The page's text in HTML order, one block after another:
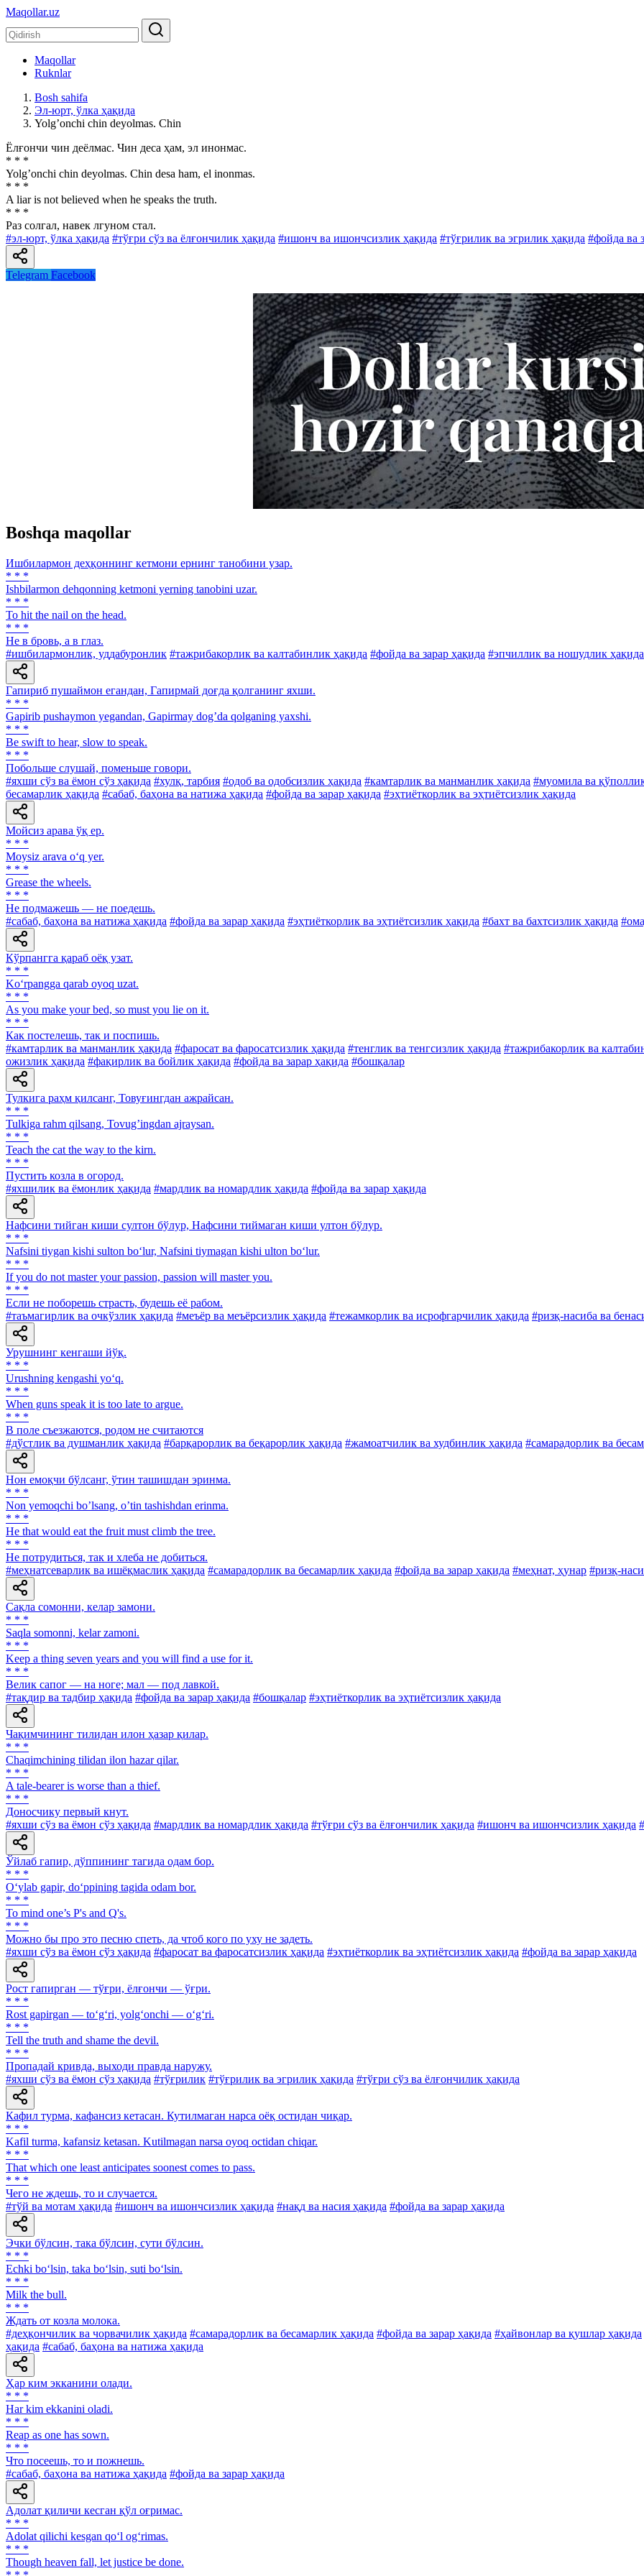
Maqollar.uz
Maqollar
Ruknlar
Bosh sahifa
Эл-юрт, ўлка ҳақида
Yolgʼonchi chin deyolmas. Chin
Ёлғончи чин деёлмас. Чин деса ҳам, эл инонмас.
* * *
Yolgʼonchi chin deyolmas. Chin desa ham, el inonmas.
* * *
A liar is not believed when he speaks the truth.
* * *
Раз солгал, навек лгуном стал.
#эл-юрт, ўлка ҳақида #тўғри сўз ва ёлғончилик ҳақида #ишонч ва ишончсизлик ҳақида #тўғрилик ва эгрилик ҳақида #фойда ва
Telegram Facebook
Boshqa maqollar
Ишбилармон деҳқоннинг кетмони ернинг танобини узар.
* * *
Ishbilarmon dehqonning ketmoni yerning tanobini uzar.
* * *
To hit the nail on the head.
* * *
Нe в бровь, а в глаз.
#ишбилармонлик, уддабуронлик #тажрибакорлик ва калтабинлик ҳақида #фойда ва зарар ҳақида #эпчиллик ва ношудлик ҳақида
Гапириб пушаймон егандан, Гапирмай доғда қолганинг яхши.
* * *
Gapirib pushaymon yegandan, Gapirmay dogʼda qolganing yaxshi.
* * *
Be swift to hear, slow to speak.
* * *
Побольше слушай, поменьше говори.
#яхши сўз ва ёмон сўз ҳақида #хулқ, тарбия #одоб ва одобсизлик ҳақида #камтарлик ва манманлик ҳақида #муомила ва
бесамарлик ҳақида #сабаб, баҳона ва натижа ҳақида #фойда ва зарар ҳақида #эҳтиёткорлик ва эҳтиётсизлик ҳақида
Мойсиз арава ўқ ер.
* * *
Moysiz arava o‘q yer.
* * *
Grease the wheels.
* * *
He подмажешь — не поедешь.
#сабаб, баҳона ва натижа ҳақида #фойда ва зарар ҳақида #эҳтиёткорлик ва эҳтиётсизлик ҳақида #бахт ва бахтсизлик ҳақида
Кўрпангга қараб оёқ узат.
* * *
Ko‘rpangga qarab oyoq uzat.
* * *
As you make your bed, so must you lie on it.
* * *
Как постелешь, так и поспишь.
#камтарлик ва манманлик ҳақида #фаросат ва фаросатсизлик ҳақида #тенглик ва тенгсизлик ҳақида #тажрибакорлик ва
ожизлик ҳақида #фақирлик ва бойлик ҳақида #фойда ва зарар ҳақида #бошқалар
Тулкига раҳм қилсанг, Товуғингдан ажрайсан.
* * *
Tulkiga rahm qilsang, Tovugʼingdan ajraysan.
* * *
Teach the cat the way to the kirn.
* * *
Пустить козла в огород.
#яхшилик ва ёмонлик ҳақида #мардлик ва номардлик ҳақида #фойда ва зарар ҳақида
Нафсини тийган киши султон бўлур, Нафсини тиймаган киши ултон бўлур.
* * *
Nafsini tiygan kishi sulton bo‘lur, Nafsini tiymagan kishi ulton bo‘lur.
* * *
If you do not master your passion, passion will master you.
* * *
Если не поборешь страсть, будешь её рабом.
#таъмагирлик ва очкўзлик ҳақида #меъёр ва меъёрсизлик ҳақида #тежамкорлик ва исрофгарчилик ҳақида #ризқ-насиба ва
Урушнинг кенгаши йўқ.
* * *
Urushning kengashi yo‘q.
* * *
When guns speak it is too late to argue.
* * *
В поле съезжаются, родом не считаются
#дўстлик ва душманлик ҳақида #барқарорлик ва беқарорлик ҳақида #жамоатчилик ва худбинлик ҳақида #самарадорлик ва
Нон емоқчи бўлсанг, ўтин ташишдан эринма.
* * *
Non yemoqchi boʼlsang, oʼtin tashishdan erinma.
* * *
He that would eat the fruit must climb the tree.
* * *
He потрудиться, так и хлеба не добиться.
#меҳнатсеварлик ва ишёқмаслик ҳақида #самарадорлик ва бесамарлик ҳақида #фойда ва зарар ҳақида #меҳнат, ҳунар #ризқ-
Сақла сомонни, келар замони.
* * *
Saqla somonni, kelar zamoni.
* * *
Keep a thing seven years and you will find a use for it.
* * *
Велик сапог — на ноге; мал — под лавкой.
#тақдир ва тадбир ҳақида #фойда ва зарар ҳақида #бошқалар #эҳтиёткорлик ва эҳтиётсизлик ҳақида
Чақимчининг тилидан илон ҳазар қилар.
* * *
Chaqimchining tilidan ilon hazar qilar.
* * *
A tale-bearer is worse than a thief.
* * *
Доносчику первый кнут.
#яхши сўз ва ёмон сўз ҳақида #мардлик ва номардлик ҳақида #тўғри сўз ва ёлғончилик ҳақида #ишонч ва ишончсизлик ҳақида
Ўйлаб гапир, дўппининг тагида одам бор.
* * *
O‘ylab gapir, do‘ppining tagida odam bor.
* * *
To mind one’s P's and Q's.
* * *
Можно бы про это песню спеть, да чтоб кого по уху не задеть.
#яхши сўз ва ёмон сўз ҳақида #фаросат ва фаросатсизлик ҳақида #эҳтиёткорлик ва эҳтиётсизлик ҳақида #фойда ва зарар ҳақида
Рост гапирган — тўғри, ёлғончи — ўғри.
* * *
Rost gapirgan — to‘g‘ri, yolg‘onchi — o‘g‘ri.
* * *
Tell the truth and shame the devil.
* * *
Пропадай кривда, выходи правда наружу.
#яхши сўз ва ёмон сўз ҳақида #тўғрилик #тўғрилик ва эгрилик ҳақида #тўғри сўз ва ёлғончилик ҳақида
Кафил турма, кафансиз кетасан. Кутилмаган нарса оёқ оcтидан чиқар.
* * *
Kafil turma, kafansiz ketasan. Kutilmagan narsa oyoq octidan chiqar.
* * *
That which one least anticipates soonest comes to pass.
* * *
Чего не ждешь, то и случается.
#тўй ва мотам ҳақида #ишонч ва ишончсизлик ҳақида #нақд ва насия ҳақида #фойда ва зарар ҳақида
Эчки бўлсин, така бўлсин, сути бўлсин.
* * *
Echki bo‘lsin, taka bo‘lsin, suti bo‘lsin.
* * *
Milk the bull.
* * *
Ждать от козла молока.
#деҳқончилик ва чорвачилик ҳақида #самарадорлик ва бесамарлик ҳақида #фойда ва зарар ҳақида #ҳайвонлар ва қушлар ҳақида
ҳақида #сабаб, баҳона ва натижа ҳақида
Ҳар ким экканини олади.
* * *
Har kim ekkanini oladi.
* * *
Reap as one has sown.
* * *
Что посеешь, то и пожнешь.
#сабаб, баҳона ва натижа ҳақида #фойда ва зарар ҳақида
Адолат қиличи кесган қўл оғримас.
* * *
Adolat qilichi kesgan qo‘l og‘rimas.
* * *
Though heaven fall, let justice be done.